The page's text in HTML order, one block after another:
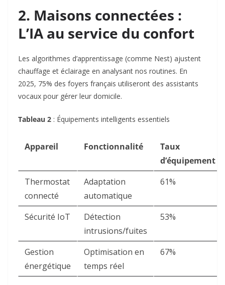
2. Maisons connectées :
L’IA au service du confort
Les algorithmes d’apprentissage (comme Nest) ajustent
chauffage et éclairage en analysant nos routines. En
2025, 75% des foyers français utiliseront des assistants
vocaux pour gérer leur domicile.
Tableau 2 : Équipements intelligents essentiels
Appareil Fonctionnalité
Taux
d’équipement
Thermostat
connecté
Adaptation
automatique
61%
Sécurité IoT
Détection
intrusions/fuites
53%
Gestion
énergétique
Optimisation en
temps réel
67%